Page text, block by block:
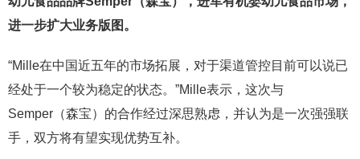
进一步扩大业务版图。
“Mille在中国近五年的市场拓展，对于渠道管控目前可以说已
经处于一个较为稳定的状态。”Mille表示，这次与
Semper（森宝）的合作经过深思熟虑，并认为是一次强强联
手，双方将有望实现优势互补。